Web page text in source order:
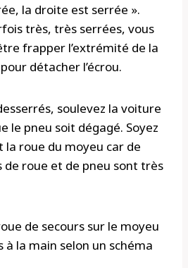
la droite est serrée ».
très, très serrées, vous
frapper l’extrémité de la
détacher l’écrou.
soulevez la voiture
le pneu soit dégagé. Soyez
roue du moyeu car de
de roue et de pneu sont très
de secours sur le moyeu
à la main selon un schéma